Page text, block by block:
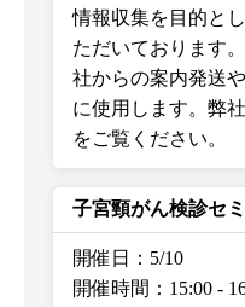
情報収集を目的と
ただいております
社からの案内発送
に使用します。弊
をご覧ください。
子宮頸がん検診セ
開催日：5/10
開催時間：15:00 -